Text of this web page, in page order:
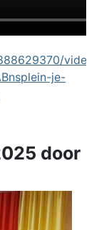
videos/
je-
door